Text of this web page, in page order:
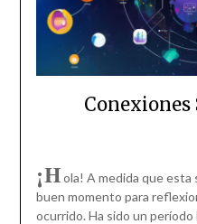
¡Hola! A medida que esta
buen momento para
ocurrido. Ha sido un